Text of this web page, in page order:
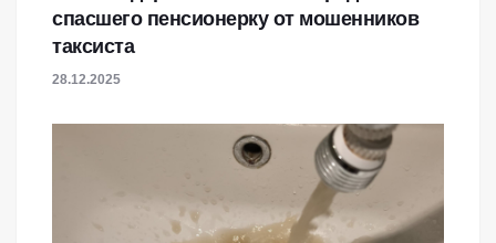
спасшего пенсионерку от мошенников
таксиста
28.12.2025